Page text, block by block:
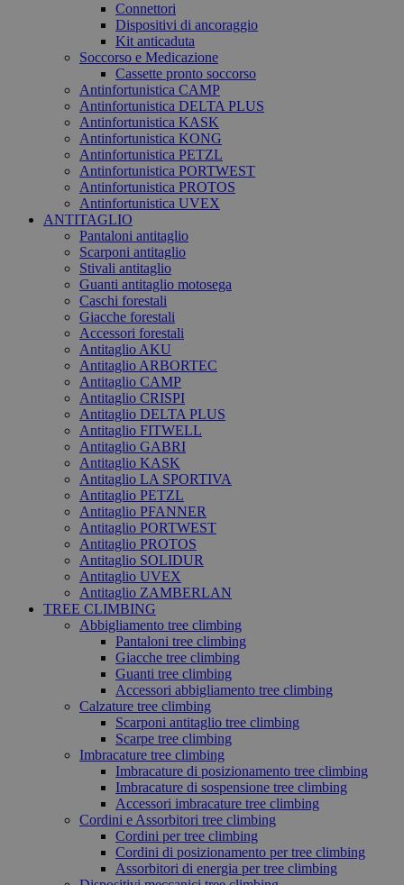
Connettori
Dispositivi di ancoraggio
Kit anticaduta
Soccorso e Medicazione
Cassette pronto soccorso
Antinfortunistica CAMP
Antinfortunistica DELTA PLUS
Antinfortunistica KASK
Antinfortunistica KONG
Antinfortunistica PETZL
Antinfortunistica PORTWEST
Antinfortunistica PROTOS
Antinfortunistica UVEX
ANTITAGLIO
Pantaloni antitaglio
Scarponi antitaglio
Stivali antitaglio
Guanti antitaglio motosega
Caschi forestali
Giacche forestali
Accessori forestali
Antitaglio AKU
Antitaglio ARBORTEC
Antitaglio CAMP
Antitaglio CRISPI
Antitaglio DELTA PLUS
Antitaglio FITWELL
Antitaglio GABRI
Antitaglio KASK
Antitaglio LA SPORTIVA
Antitaglio PETZL
Antitaglio PFANNER
Antitaglio PORTWEST
Antitaglio PROTOS
Antitaglio SOLIDUR
Antitaglio UVEX
Antitaglio ZAMBERLAN
TREE CLIMBING
Abbigliamento tree climbing
Pantaloni tree climbing
Giacche tree climbing
Guanti tree climbing
Accessori abbigliamento tree climbing
Calzature tree climbing
Scarponi antitaglio tree climbing
Scarpe tree climbing
Imbracature tree climbing
Imbracature di posizionamento tree climbing
Imbracature di sospensione tree climbing
Accessori imbracature tree climbing
Cordini e Assorbitori tree climbing
Cordini per tree climbing
Cordini di posizionamento per tree climbing
Assorbitori di energia per tree climbing